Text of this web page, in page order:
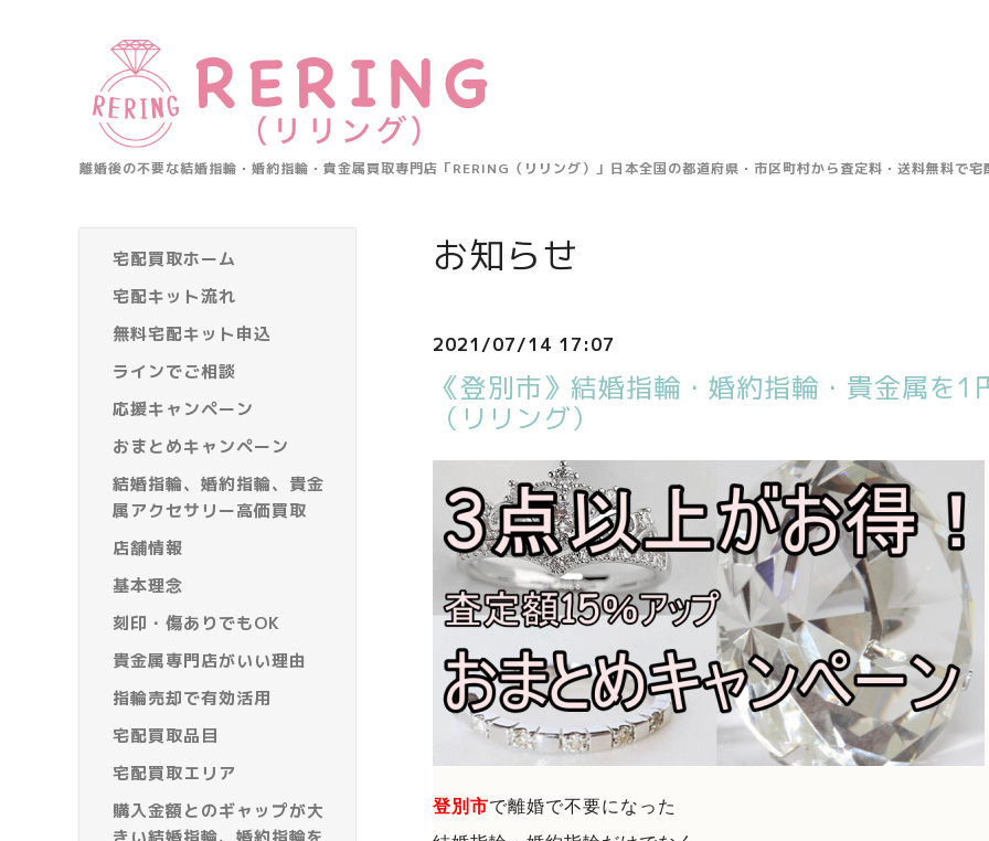
離婚後の不要な結婚指輪・婚約指輪・貴金属買取専門店「RERING（リリング）」日本全国の都道府県・市区町村から査定料・送料無料で
宅配買取ホーム
宅配キット流れ
無料宅配キット申込
ラインでご相談
応援キャンペーン
おまとめキャンペーン
結婚指輪、婚約指輪、貴金
属アクセサリー高価買取
店舗情報
基本理念
刻印・傷ありでもOK
貴金属専門店がいい理由
指輪売却で有効活用
宅配買取品目
宅配買取エリア
購入金額とのギャップが大
お知らせ
2021/07/14 17:07
《登別市》結婚指輪・婚約指輪・貴金属を
（リリング）
登別市で離婚で不要になった